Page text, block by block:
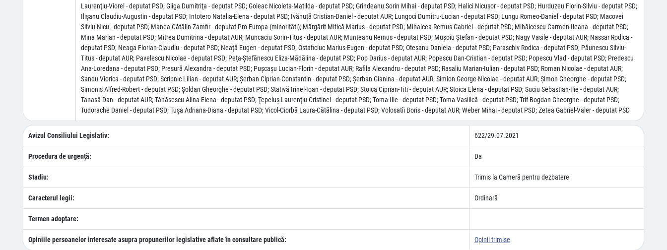
Laurenţiu-Viorel - deputat PSD; Gliga Dumitriţa - deputat PSD; Goleac Nicoleta-Matilda - deputat PSD; Grindeanu Sorin Mihai - deputat PSD; Halici Nicuşor - deputat PSD; Hurduzeu Florin-Silviu - deputat PSD;
Ilişanu Claudiu-Augustin - deputat PSD; Intotero Natalia-Elena - deputat PSD; Ivănuţă Cristian-Daniel - deputat AUR; Lungoci Dumitru-Lucian - deputat PSD; Lungu Romeo-Daniel - deputat PSD; Macovei
Silviu Nicu - deputat PSD; Manea Cătălin-Zamfir - deputat Pro-Europa (minoritãti); Mărgărit Mitică-Marius - deputat PSD; Mihalcea Remus-Gabriel - deputat PSD; Mihălcescu Carmen-Ileana - deputat PSD;
Mina Marian - deputat PSD; Mitrea Dumitrina - deputat AUR; Muncaciu Sorin-Titus - deputat AUR; Munteanu Remus - deputat PSD; Muşoiu Ştefan - deputat PSD; Nagy Vasile - deputat AUR; Nassar Rodica -
deputat PSD; Neaga Florian-Claudiu - deputat PSD; Neaţă Eugen - deputat PSD; Ostaficiuc Marius-Eugen - deputat PSD; Oteşanu Daniela - deputat PSD; Paraschiv Rodica - deputat PSD; Păunescu Silviu-
Titus - deputat AUR; Pavelescu Nicolae - deputat PSD; Peţa-Ştefănescu Eliza-Mădălina - deputat PSD; Pop Darius - deputat AUR; Popescu Dan-Cristian - deputat PSD; Popescu Vlad - deputat PSD; Predescu
Ana-Loredana - deputat PSD; Presură Alexandra - deputat PSD; Puşcaşu Lucian-Florin - deputat AUR; Rafila Alexandru - deputat PSD; Rasaliu Marian-Iulian - deputat PSD; Roman Nicolae - deputat AUR;
Sandu Viorica - deputat PSD; Scripnic Lilian - deputat AUR; Şerban Ciprian-Constantin - deputat PSD; Şerban Gianina - deputat AUR; Simion George-Nicolae - deputat AUR; Şimon Gheorghe - deputat PSD;
Simonis Alfred-Robert - deputat PSD; Şoldan Gheorghe - deputat PSD; Stativă Irinel-Ioan - deputat PSD; Stoica Ciprian-Titi - deputat AUR; Stoica Elena - deputat PSD; Suciu Sebastian-Ilie - deputat AUR;
Tanasă Dan - deputat AUR; Tănăsescu Alina-Elena - deputat PSD; Ţepeluş Laurenţiu-Cristinel - deputat PSD; Toma Ilie - deputat PSD; Toma Vasilică - deputat PSD; Trif Bogdan Gheorghe - deputat PSD;
Tudorache Daniel - deputat PSD; Tuşa Adriana-Diana - deputat PSD; Vicol-Ciorbă Laura-Cătălina - deputat PSD; Volosatîi Boris - deputat AUR; Weber Mihai - deputat PSD; Zetea Gabriel-Valer - deputat PSD
Avizul Consiliului Legislativ: 622/29.07.2021
Procedura de urgență: Da
Stadiu: Trimis la Cameră pentru dezbatere
Caracterul legii: Ordinară
Termen adoptare:
Opiniile persoanelor interesate asupra propunerilor legislative aflate în consultare publică: Opinii trimise